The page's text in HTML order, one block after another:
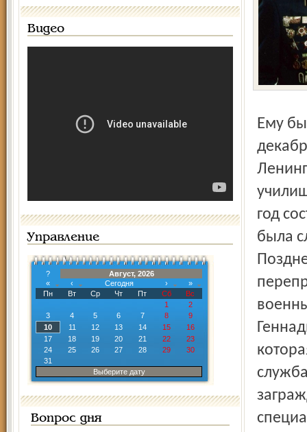
Видео
Управление
?
Август, 2026
«
‹ Сегодня ›
»
Пн
Вт Ср Чт Пт Сб
Вс
1
2
3
4 5 6 7 8
9
10
11 12 13 14 15
16
17
18 19 20 21 22
23
24
25 26 27 28 29
30
31
Выберите дату
Вопрос дня
Ему было восемнадцать лет, когда началась война. В
год
была